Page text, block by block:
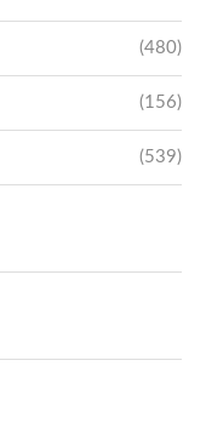
(480)
(156)
(539)